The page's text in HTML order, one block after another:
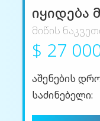
იყიდება
მიწის
$ 27
აშენების
საძინებელი: